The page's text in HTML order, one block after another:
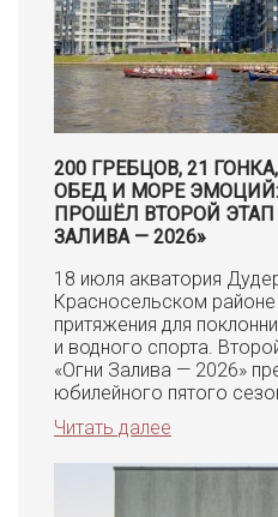
200 ГРЕБЦОВ, 21
ОБЕД И МОРЕ ЭМОЦИЙ:
ПРОШЁЛ ВТОРОЙ ЭТАП
ЗАЛИВА — 2026»
18 июля акватория
Красносельском
притяжения для
и водного спорта.
«Огни Залива — 2026»
юбилейного пятого
Читать далее